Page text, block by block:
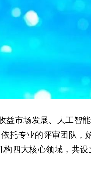
市场发展、人工智
专业的评审团队，
四大核心领域，共